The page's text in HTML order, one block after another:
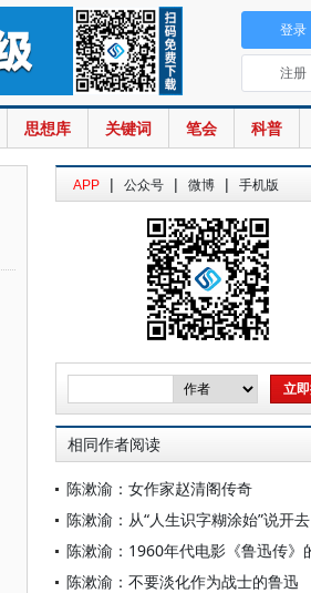
思想库 关键词 笔会 科普
登录
注册
APP | 公众号 | 微博 | 手机版
相同作者阅读
陈漱渝：女作家赵清阁传奇
陈漱渝：从“人生识字糊涂始”说开去
陈漱渝：不要淡化作为战士的鲁迅